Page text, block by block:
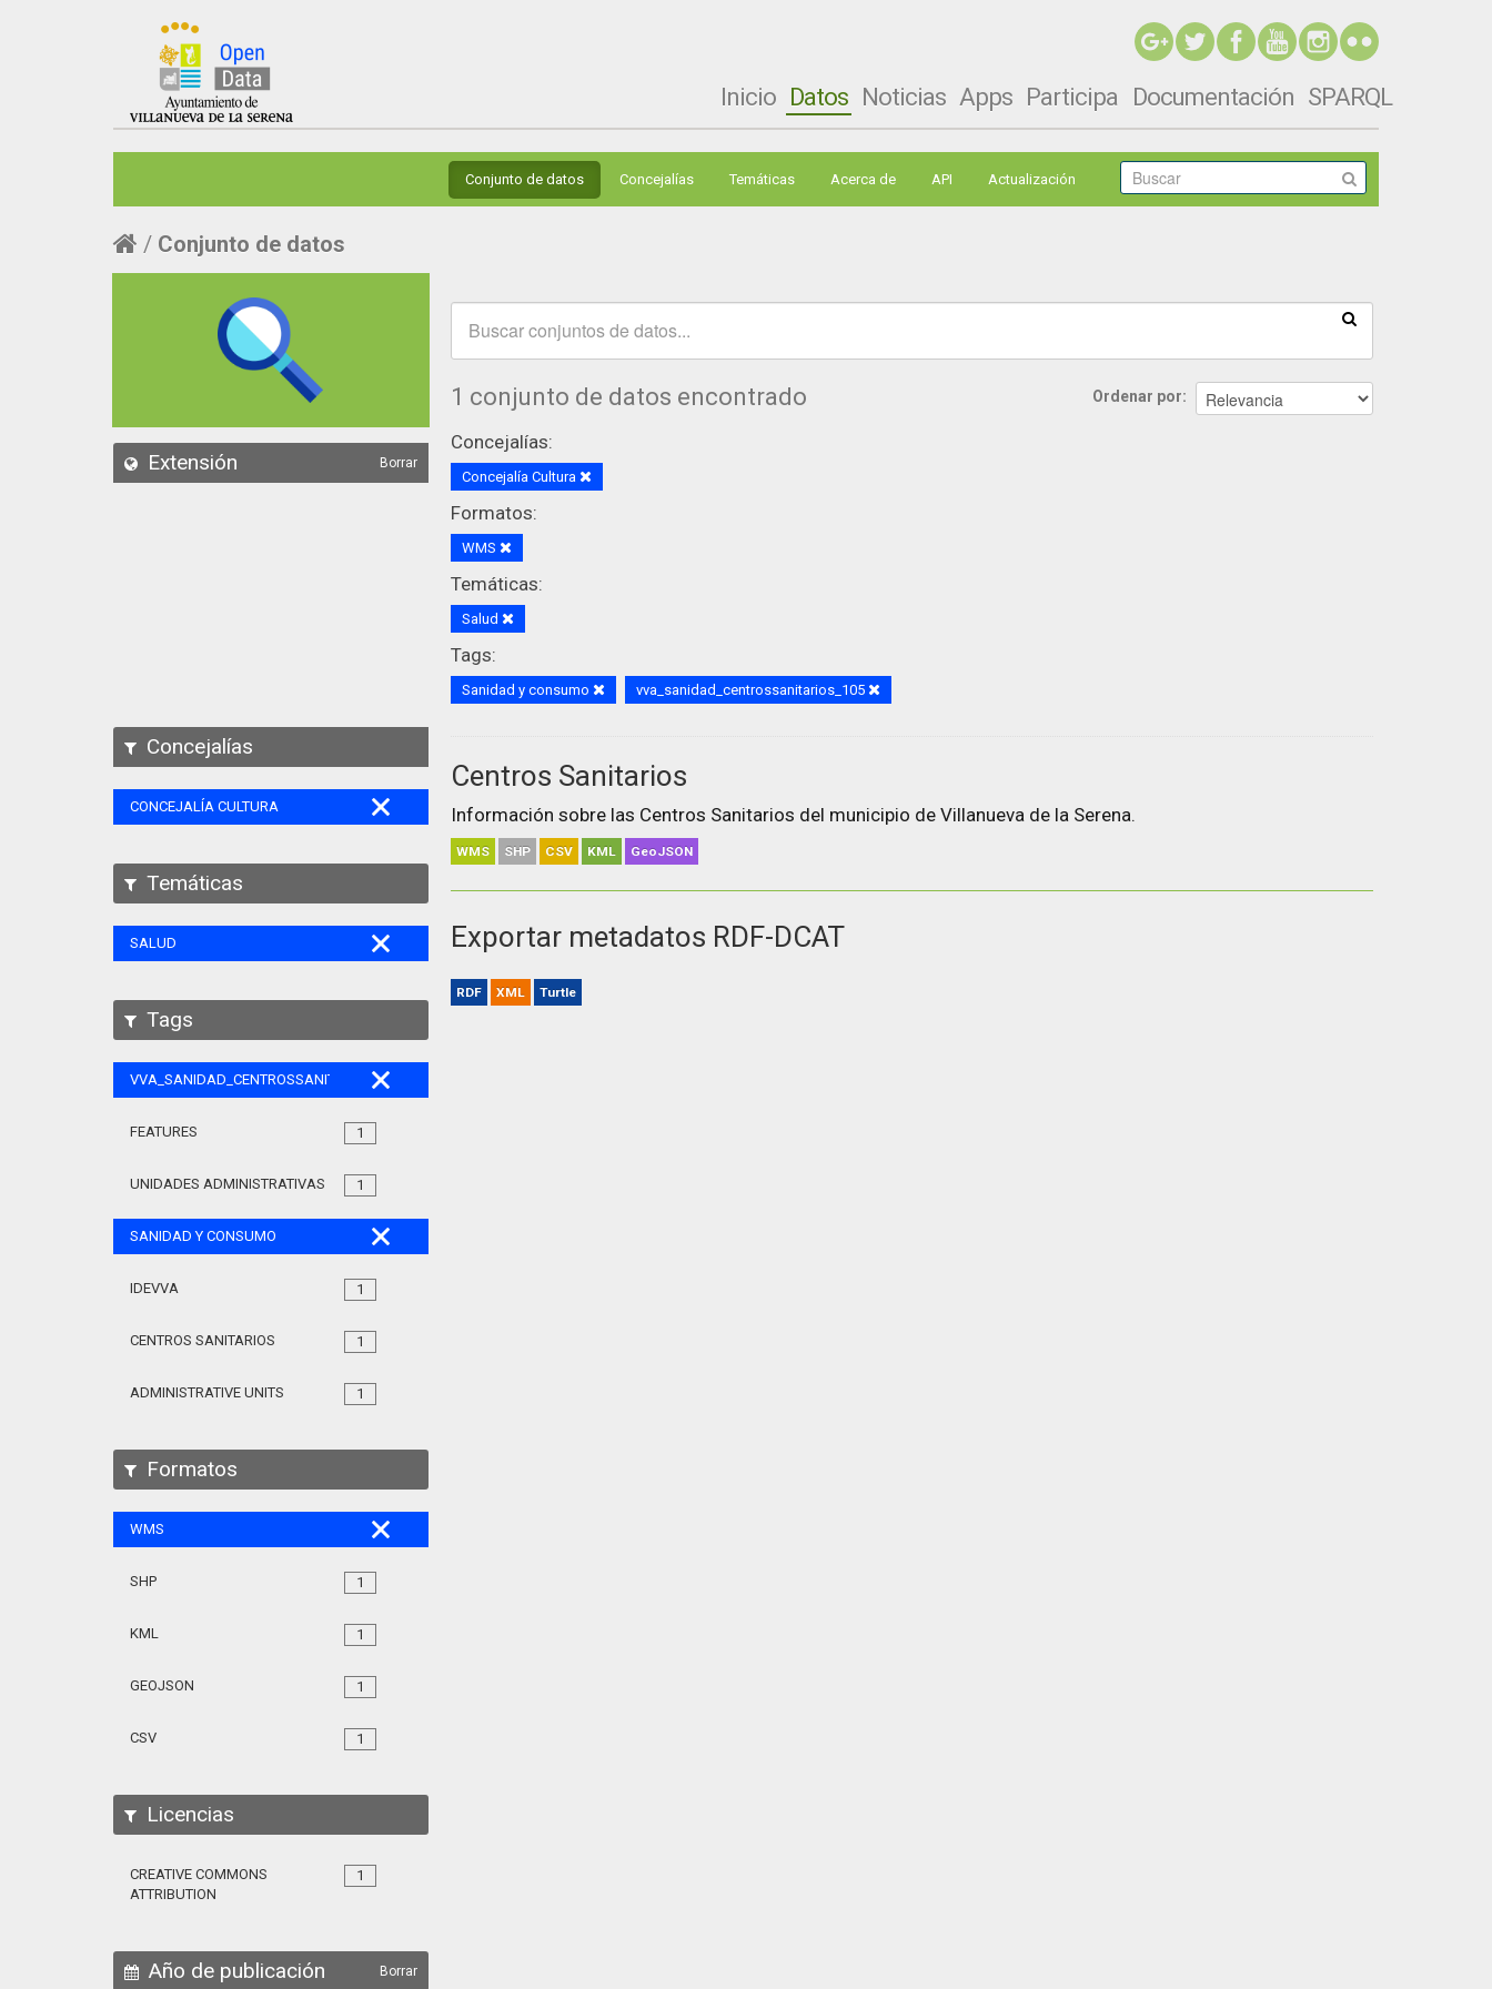
Inicio Datos Noticias Apps Participa Documentación SPARQL
Conjunto de datos Concejalías Temáticas Acerca de API Actualización
Conjunto de datos
Extensión Borrar
Concejalías
CONCEJALÍA CULTURA
Temáticas
SALUD
Tags
VVA_SANIDAD_CENTROSSANITARIOS_105
1
FEATURES
1
UNIDADES ADMINISTRATIVAS
SANIDAD Y CONSUMO
1
IDEVVA
1
CENTROS SANITARIOS
1
ADMINISTRATIVE UNITS
Formatos
WMS
1
SHP
1
KML
1
GEOJSON
1
CSV
Licencias
1
CREATIVE COMMONS
ATTRIBUTION
Año de publicación Borrar
Ordenar por
1 conjunto de datos encontrado
Concejalías:
Concejalía Cultura
Formatos:
WMS
Temáticas:
Salud
Tags:
Sanidad y consumo vva_sanidad_centrossanitarios_105
Centros Sanitarios
Información sobre las Centros Sanitarios del municipio de Villanueva de la Serena.
WMS SHP CSV KML GeoJSON
Exportar metadatos RDF-DCAT
RDF XML Turtle